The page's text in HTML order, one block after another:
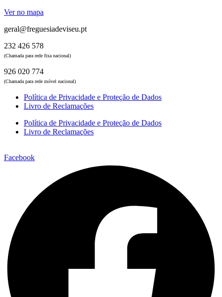
Ver no mapa
geral@freguesiadeviseu.pt
232 426 578
(Chamada para rede fixa nacional)
926 020 774
(Chamada para rede móvel nacional)
Política de Privacidade e Proteção de Dados
Livro de Reclamações
Política de Privacidade e Proteção de Dados
Livro de Reclamações
Facebook